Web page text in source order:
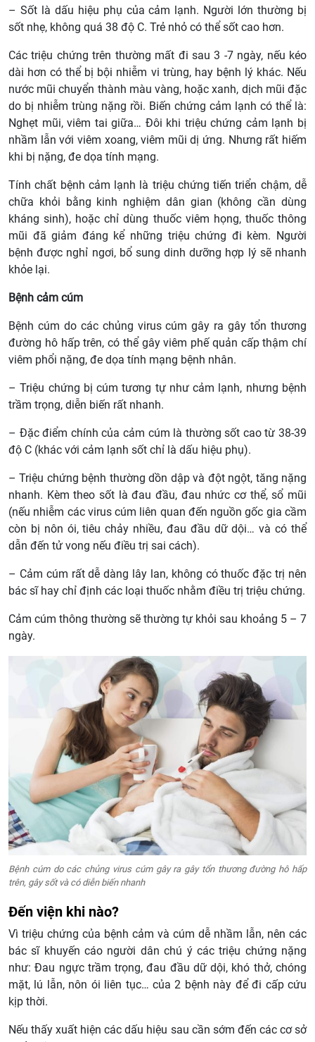
– Sốt là dấu hiệu phụ của cảm lạnh. Người lớn thường bị
sốt nhẹ, không quá 38 độ C. Trẻ nhỏ có thể sốt cao hơn.
Các triệu chứng trên thường mất đi sau 3 -7 ngày, nếu kéo
dài hơn có thể bị bội nhiễm vi trùng, hay bệnh lý khác. Nếu
nước mũi chuyển thành màu vàng, hoặc xanh, dịch mũi đặc
do bị nhiễm trùng nặng rồi. Biến chứng cảm lạnh có thể là:
Nghẹt mũi, viêm tai giữa… Đôi khi triệu chứng cảm lạnh bị
nhầm lẫn với viêm xoang, viêm mũi dị ứng. Nhưng rất hiếm
khi bị nặng, đe dọa tính mạng.
Tính chất bệnh cảm lạnh là triệu chứng tiến triển chậm, dễ
chữa khỏi bằng kinh nghiệm dân gian (không cần dùng
kháng sinh), hoặc chỉ dùng thuốc viêm họng, thuốc thông
mũi đã giảm đáng kể những triệu chứng đi kèm. Người
bệnh được nghỉ ngơi, bổ sung dinh dưỡng hợp lý sẽ nhanh
khỏe lại.
Bệnh cảm cúm
Bệnh cúm do các chủng virus cúm gây ra gây tổn thương
đường hô hấp trên, có thể gây viêm phế quản cấp thậm chí
viêm phổi nặng, đe dọa tính mạng bệnh nhân.
– Triệu chứng bị cúm tương tự như cảm lạnh, nhưng bệnh
trầm trọng, diễn biến rất nhanh.
– Đặc điểm chính của cảm cúm là thường sốt cao từ 38-39
độ C (khác với cảm lạnh sốt chỉ là dấu hiệu phụ).
– Triệu chứng bệnh thường dồn dập và đột ngột, tăng nặng
nhanh. Kèm theo sốt là đau đầu, đau nhức cơ thể, sổ mũi
(nếu nhiễm các virus cúm liên quan đến nguồn gốc gia cầm
còn bị nôn ói, tiêu chảy nhiều, đau đầu dữ dội… và có thể
dẫn đến tử vong nếu điều trị sai cách).
– Cảm cúm rất dễ dàng lây lan, không có thuốc đặc trị nên
bác sĩ hay chỉ định các loại thuốc nhằm điều trị triệu chứng.
Cảm cúm thông thường sẽ thường tự khỏi sau khoảng 5 – 7
ngày.
Bệnh cúm do các chủng virus cúm gây ra gây tổn thương đường hô hấp
trên, gây sốt và có diễn biến nhanh
Đến viện khi nào?
Vì triệu chứng của bệnh cảm và cúm dễ nhầm lẫn, nên các
bác sĩ khuyến cáo người dân chú ý các triệu chứng nặng
như: Đau ngực trầm trọng, đau đầu dữ dội, khó thở, chóng
mặt, lú lẫn, nôn ói liên tục… của 2 bệnh này để đi cấp cứu
kịp thời.
Nếu thấy xuất hiện các dấu hiệu sau cần sớm đến các cơ sở